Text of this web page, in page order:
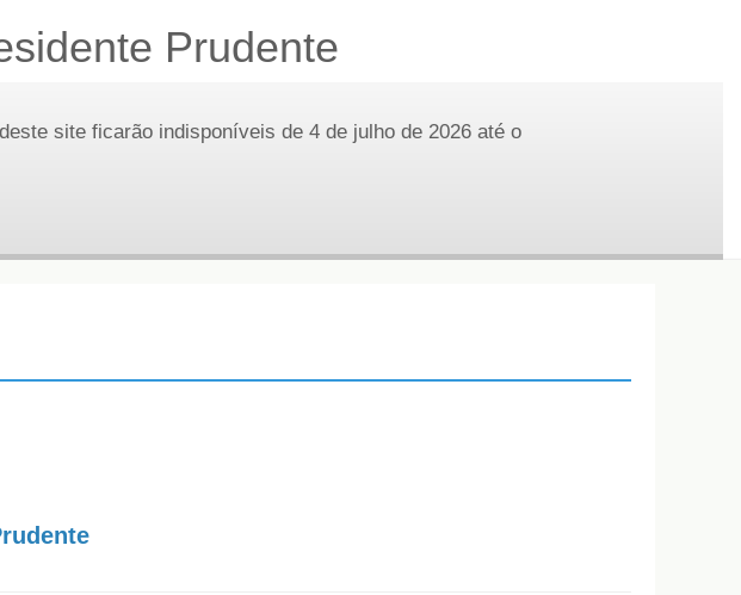
Prudente
site ficarão indisponíveis de 4 de julho de 2026 até o